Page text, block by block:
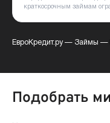
краткосрочным займам
ЕвроКредит.ру— Займы —
Подобрать